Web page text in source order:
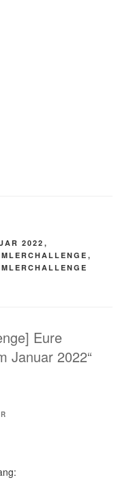
2022,
,
Eure
Januar 2022“